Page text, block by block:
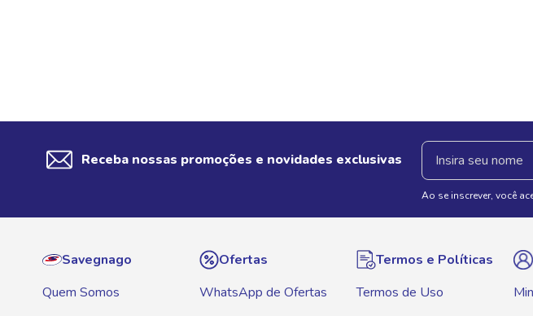
Receba nossas promoções e novidades exclusivas
Ao se inscrever, você
Savegnago
Quem Somos
Ofertas
WhatsApp de Ofertas
Termos e Políticas
Termos de Uso